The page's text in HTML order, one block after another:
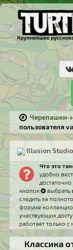
Черепашки-
пользователя
Illusion
Что это
удобно
кнопок
выбрать
следить за
форуме
участвующих
работает только
Классика